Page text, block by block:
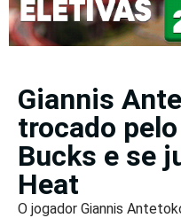
Giannis
trocado
Bucks e se
Heat
O jogador Giannis